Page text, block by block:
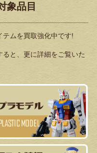
象品目
テムを買取強化中です!
と、更に詳細をご覧いた